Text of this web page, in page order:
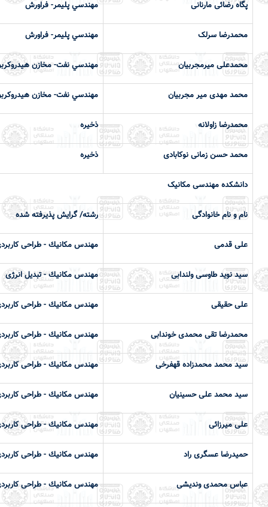
پگاه رضائی مارنانی مهندسي پليمر- فراورش
محمدرضا سرلک مهندسي پليمر- فراورش
محمدعلی میرمجربیان مهندسي نفت- مخازن
محمد مهدی میر مجربیان مهندسي نفت- مخازن
محمدرضا زاولانه ذخیره
محمد حسن زمانی نوکابادی ذخیره
دانشكده مهندسی مکانیک
نام و نام خانوادگی رشته/ گرایش پذیرفته شده
علی قدمی مهندس مكانيك - طراحی
سید نوید طاوسی ولندابی مهندس مكانيك - تبدیل انرژی
علی حقیقی مهندس مكانيك - طراحی
محمدرضا تقی محمدی خوندابی مهندس مكانيك - طراحی
سید محمد محمدزاده قهفرخی مهندس مكانيك - طراحی
سید محمد علی حسینیان مهندس مكانيك - طراحی
علی میرزائی مهندس مكانيك - طراحی
حمیدرضا عسگری راد مهندس مكانيك - طراحی
عباس محمدی وندیشی مهندس مكانيك - طراحی